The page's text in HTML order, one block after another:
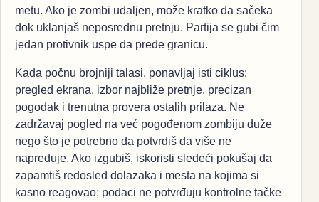
metu. Ako je zombi udaljen, može kratko da sačeka
dok uklanjaš neposrednu pretnju. Partija se gubi čim
jedan protivnik uspe da pređe granicu.
Kada počnu brojniji talasi, ponavljaj isti ciklus:
pregled ekrana, izbor najbliže pretnje, precizan
pogodak i trenutna provera ostalih prilaza. Ne
zadržavaj pogled na već pogođenom zombiju duže
nego što je potrebno da potvrdiš da više ne
napreduje. Ako izgubiš, iskoristi sledeći pokušaj da
zapamtiš redosled dolazaka i mesta na kojima si
kasno reagovao; podaci ne potvrđuju kontrolne tačke